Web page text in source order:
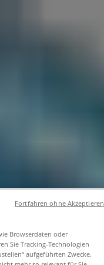
Adressen
Browserdaten oder
Sie Tracking-Technologien
aufgeführten Zwecke.
Fortfahren ohne Akzeptieren